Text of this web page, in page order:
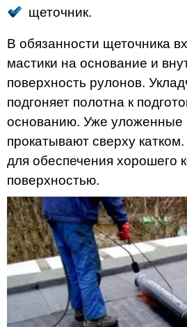
щеточник.
В обязанности щеточника
мастики на основание и
поверхность рулонов.
подгоняет полотна к
основанию. Уже уложенные
прокатывают сверху
для обеспечения хорошего
поверхностью.